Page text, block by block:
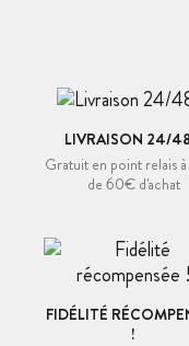
LIVRAISON 24/
Gratuit en point relais
de 60€ d'achat
FIDÉLITÉ
!